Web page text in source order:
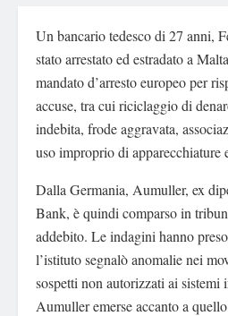
Un bancario tedesco di 27 anni,
stato arrestato ed estradato a
mandato d’arresto europeo per
accuse, tra cui riciclaggio di
indebita, frode aggravata,
uso improprio di apparecchiature
Dalla Germania, Aumuller, ex
Bank, è quindi comparso in
addebito. Le indagini hanno
l’istituto segnalò anomalie nei
sospetti non autorizzati ai
Aumuller emerse accanto a